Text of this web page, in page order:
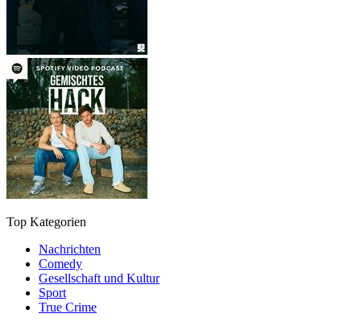
Top Kategorien
Nachrichten
Comedy
Gesellschaft und Kultur
Sport
True Crime